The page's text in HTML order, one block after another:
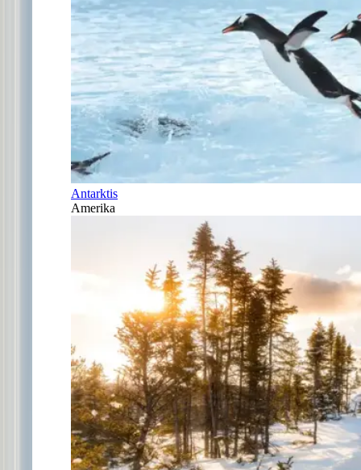
Antarktis
Amerika